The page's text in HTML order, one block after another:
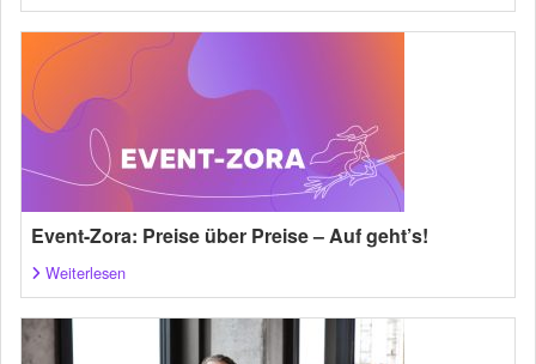
Event-Zora: Preise über Preise – Auf geht’s!
Weiterlesen